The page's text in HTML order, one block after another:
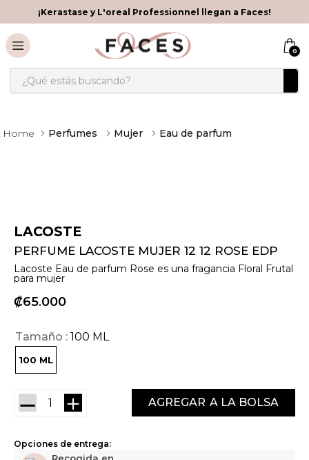
¡Kerastase y L'oreal Professionnel llegan a Faces!
0
¿Qué estás buscando?
Perfumes Mujer Eau de parfum
LACOSTE
PERFUME LACOSTE MUJER 12 12 ROSE EDP
Lacoste Eau de parfum Rose es una fragancia Floral Frutal
para mujer
₡65 000
Tamaño 100 ML
100 ML
＋
－ AGREGAR
Opciones de entrega: